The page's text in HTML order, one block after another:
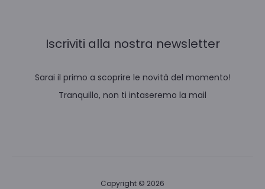
Iscriviti alla nostra newsletter
Sarai il primo a scoprire le novità del momento!
Tranquillo, non ti intaseremo la mail
Copyright © 2026